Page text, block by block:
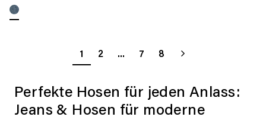
1 2 ... 7 8
Perfekte Hosen für jeden Anlass:
Jeans & Hosen für moderne